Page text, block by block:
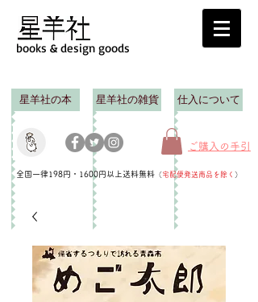
books & design goods
星羊社の本 星羊社の雑貨 仕入について
ご購入の手引
全国一律198円・1600円以上送料無料 （宅配便発送商品を除く ）